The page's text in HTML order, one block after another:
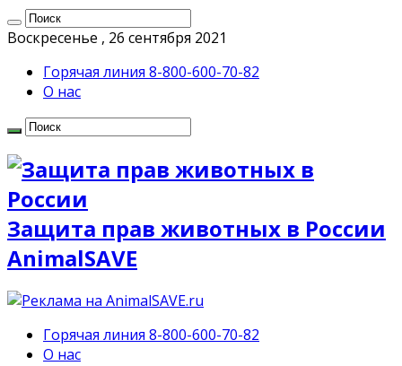
Воскресенье , 26 сентября 2021
Горячая линия 8-800-600-70-82
О нас
Защита прав животных в России
AnimalSAVE
Горячая линия 8-800-600-70-82
О нас